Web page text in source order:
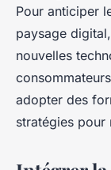
Pour anticiper
paysage
nouvelles
adopter des
stratégies pour